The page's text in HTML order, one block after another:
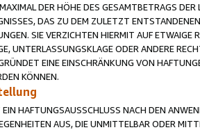
DER HÖHE DES GESAMTBETRAGS
DAS ZU DEM ZULETZT
SIE VERZICHTEN HIERMIT AUF
UNTERLASSUNGSKLAGE ODER ANDERE
EINE EINSCHRÄNKUNG VON
KÖNNEN.
HAFTUNGSAUSSCHLUSS NACH DEN
AUS, DIE UNMITTELBAR ODER